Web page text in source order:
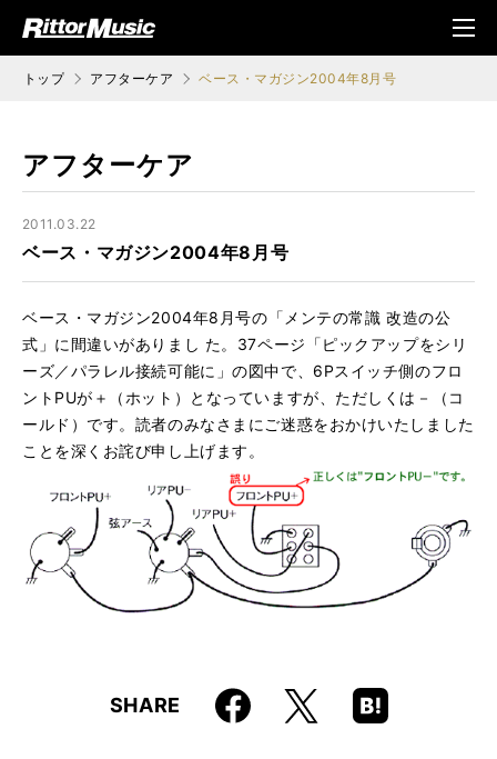
ジック (Rittor Musi
メニ
ュ
トップ アフターケア ベース・マガジン2004年8月号
アフターケア
2011.03.22
ベース・マガジン2004年8月号
ベース・マガジン2004年8月号の「メンテの常識 改造の公
式」に間違いがありまし た。37ページ「ピックアップをシリ
ーズ／パラレル接続可能に」の図中で、6Pスイッチ側のフロ
ントPUが＋（ホット）となっていますが、ただしくは－（コ
ールド）です。読者のみなさまにご迷惑をおかけいたしました
ことを深くお詫び申し上げます。
SHARE Faceboo
k
X
Hatena
Boo